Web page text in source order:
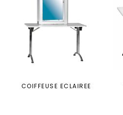
COIFFEUSE ECLAIREE